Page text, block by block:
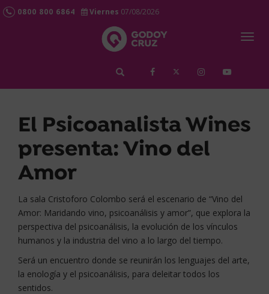
0800 800 6864 Viernes 07/08/2026
El Psicoanalista Wines
presenta: Vino del
Amor
La sala Cristoforo Colombo será el escenario de “Vino del
Amor: Maridando vino, psicoanálisis y amor”, que explora la
perspectiva del psicoanálisis, la evolución de los vínculos
humanos y la industria del vino a lo largo del tiempo.
Será un encuentro donde se reunirán los lenguajes del arte,
la enología y el psicoanálisis, para deleitar todos los
sentidos.